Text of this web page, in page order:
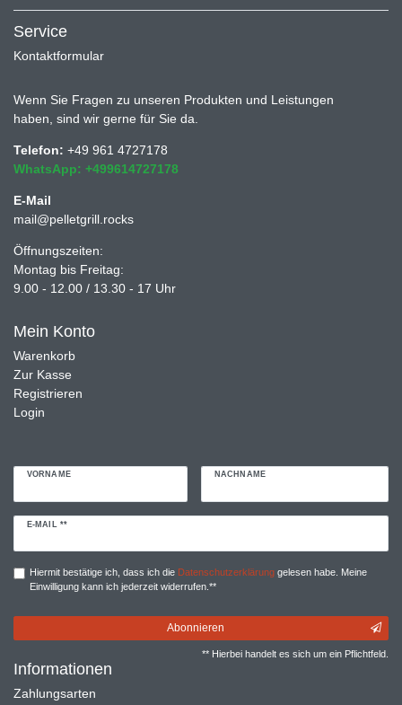
Service
Kontaktformular
Wenn Sie Fragen zu unseren Produkten und Leistungen
haben, sind wir gerne für Sie da.
Telefon: +49 961 4727178
WhatsApp: +499614727178
E-Mail
mail@pelletgrill.rocks
Öffnungszeiten:
Montag bis Freitag:
9.00 - 12.00 / 13.30 - 17 Uhr
Mein Konto
Warenkorb
Zur Kasse
Registrieren
Login
VORNAME NACHNAME
E-MAIL **
Newsletter
Hiermit bestätige ich, dass ich die Daten­schutz­erklärunggelesen habe. Meine
Einwilligung kann ich jederzeit widerrufen.**
Abonnieren
** Hierbei handelt es sich um ein Pflichtfeld.
Informationen
Zahlungsarten